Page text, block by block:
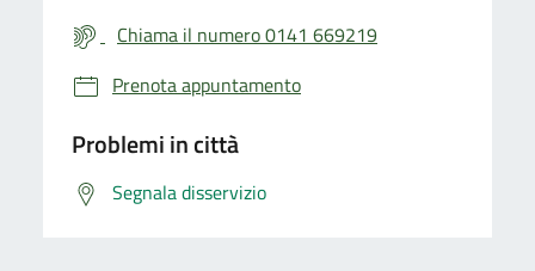
Chiama il numero 0141 669219
Prenota appuntamento
Problemi in città
Segnala disservizio